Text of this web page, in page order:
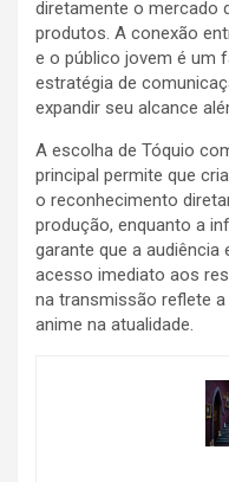
diretamente o mercado
produtos. A conexão
e o público jovem é um
estratégia de
expandir seu alcance
A escolha de Tóquio
principal permite que
o reconhecimento
produção, enquanto a
garante que a
acesso imediato aos
na transmissão reflete
anime na atualidade.